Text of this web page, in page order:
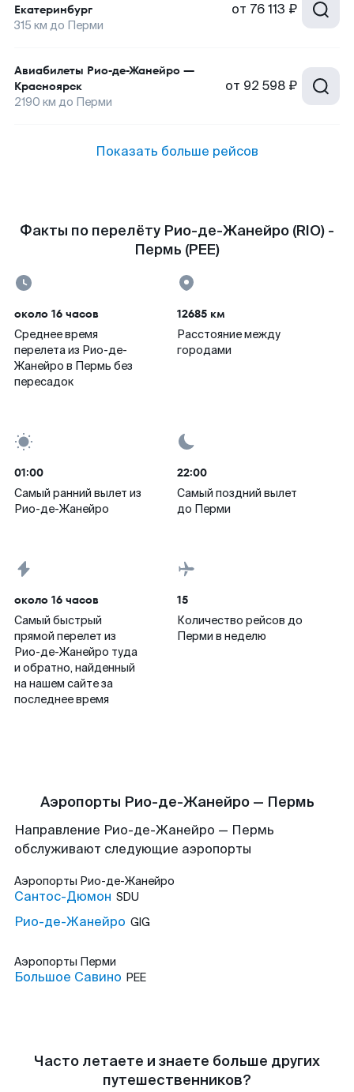
Екатеринбург
315 км до Перми
от 76 113 ₽
Авиабилеты Рио-де-Жанейро —
Красноярск
2190 км до Перми
от 92 598 ₽
Показать больше рейсов
Факты по перелёту Рио-де-Жанейро (RIO) -
Пермь (PEE)
около 16 часов
Среднее время
перелета из Рио-де-
Жанейро в Пермь без
пересадок
12685 км
Расстояние между
городами
01:00
Самый ранний вылет из
Рио-де-Жанейро
22:00
Самый поздний вылет
до Перми
около 16 часов
Самый быстрый
прямой перелет из
Рио-де-Жанейро туда
и обратно, найденный
на нашем сайте за
последнее время
15
Количество рейсов до
Перми в неделю
Аэропорты Рио-де-Жанейро — Пермь
Направление Рио-де-Жанейро — Пермь
обслуживают следующие аэропорты
Аэропорты Рио-де-Жанейро
Сантос-Дюмон SDU
Рио-де-Жанейро GIG
Аэропорты Перми
Большое Савино PEE
Часто летаете и знаете больше других
путешественников?